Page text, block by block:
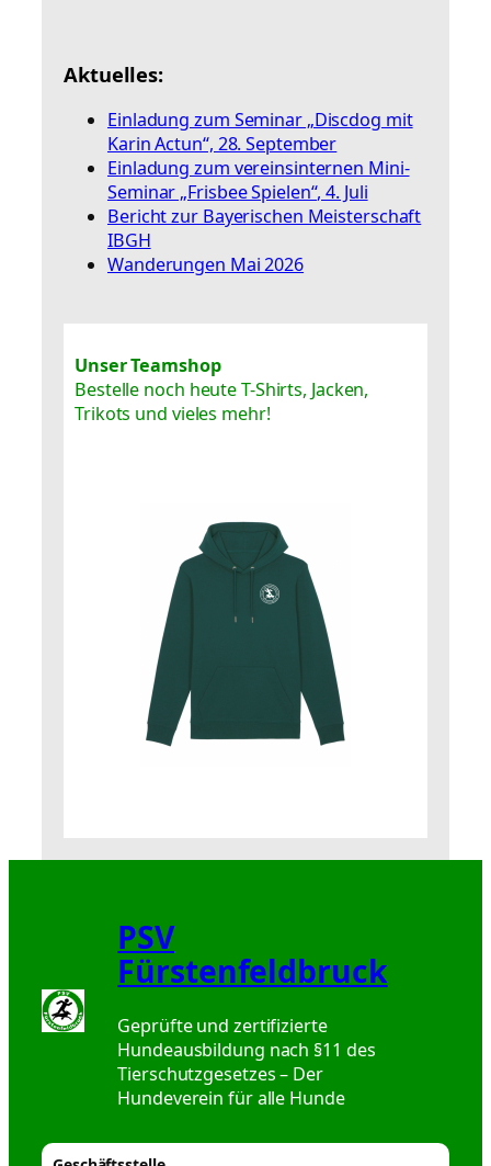
Aktuelles:
Einladung zum Seminar „Discdog mit
Karin Actun“, 28. September
Einladung zum vereinsinternen Mini-
Seminar „Frisbee Spielen“, 4. Juli
Bericht zur Bayerischen Meisterschaft
IBGH
Wanderungen Mai 2026
Unser Teamshop
Bestelle noch heute T-Shirts, Jacken,
Trikots und vieles mehr!
PSV
Fürstenfeldbruck
Geprüfte und zertifizierte
Hundeausbildung nach §11 des
Tierschutzgesetzes – Der
Hundeverein für alle Hunde